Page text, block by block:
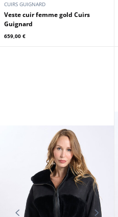
CUIRS GUIGNARD
Veste cuir femme gold Cuirs
Guignard
659,00 €